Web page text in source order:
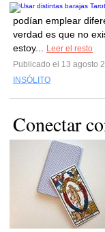
podían emplear
verdad es que no
estoy...
Leer el resto
Publicado el 13 agosto
INSÓLITO
Conectar